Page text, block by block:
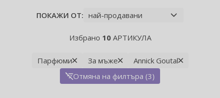
ПОКАЖИ ОТ:
Избрано 10АРТИКУЛА
Парфюми За мъже
Annick Goutal
Отмяна на филтъра (3)